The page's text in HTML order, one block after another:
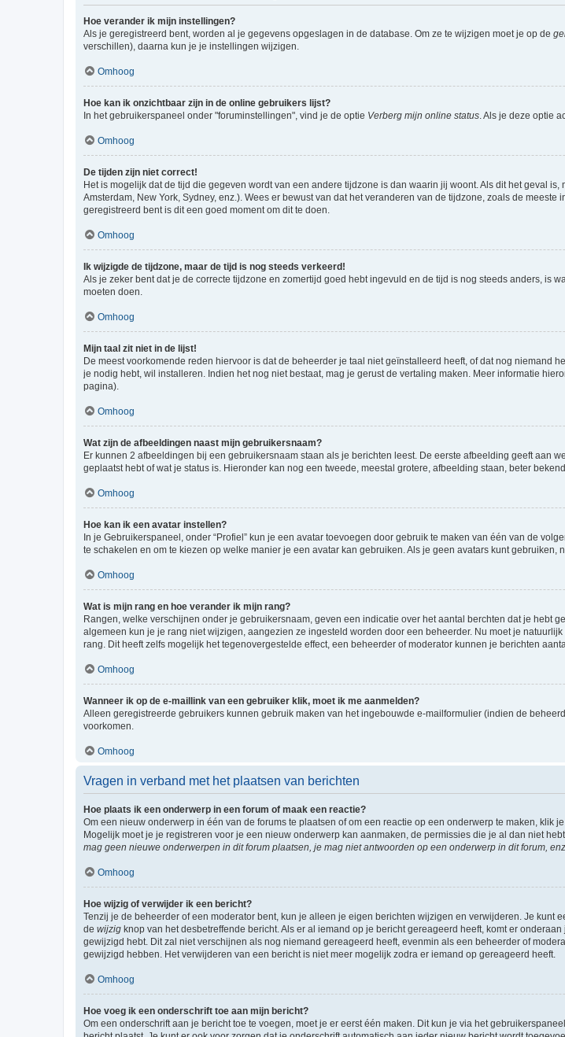
Hoe verander ik mijn instellingen?
Als je geregistreerd bent, worden al je gegevens opgeslagen in de database. Om ze te wijzigen moet je op de
verschillen), daarna kun je je instellingen wijzigen.
Omhoog
Hoe kan ik onzichtbaar zijn in de online gebruikers lijst?
In het gebruikerspaneel onder "foruminstellingen", vind je de optie Verberg mijn online status . Als je deze optie
Omhoog
De tijden zijn niet correct!
Het is mogelijk dat de tijd die gegeven wordt van een andere tijdzone is dan waarin jij woont. Als dit het geval
Amsterdam, New York, Sydney, enz.). Wees er bewust van dat het veranderen van de tijdzone, zoals de
geregistreerd bent is dit een goed moment om dit te doen.
Omhoog
Ik wijzigde de tijdzone, maar de tijd is nog steeds verkeerd!
Als je zeker bent dat je de correcte tijdzone en zomertijd goed hebt ingevuld en de tijd is nog steeds anders, is
moeten doen.
Omhoog
Mijn taal zit niet in de lijst!
De meest voorkomende reden hiervoor is dat de beheerder je taal niet geïnstalleerd heeft, of dat nog niemand
je nodig hebt, wil installeren. Indien het nog niet bestaat, mag je gerust de vertaling maken. Meer informatie
pagina).
Omhoog
Wat zijn de afbeeldingen naast mijn gebruikersnaam?
Er kunnen 2 afbeeldingen bij een gebruikersnaam staan als je berichten leest. De eerste afbeelding geeft aan
geplaatst hebt of wat je status is. Hieronder kan nog een tweede, meestal grotere, afbeelding staan, beter
Omhoog
Hoe kan ik een avatar instellen?
In je Gebruikerspaneel, onder “Profiel” kun je een avatar toevoegen door gebruik te maken van één van de
te schakelen en om te kiezen op welke manier je een avatar kan gebruiken. Als je geen avatars kunt gebruiken,
Omhoog
Wat is mijn rang en hoe verander ik mijn rang?
Rangen, welke verschijnen onder je gebruikersnaam, geven een indicatie over het aantal berchten dat je hebt
algemeen kun je je rang niet wijzigen, aangezien ze ingesteld worden door een beheerder. Nu moet je
rang. Dit heeft zelfs mogelijk het tegenovergestelde effect, een beheerder of moderator kunnen je berichten
Omhoog
Wanneer ik op de e-maillink van een gebruiker klik, moet ik me aanmelden?
Alleen geregistreerde gebruikers kunnen gebruik maken van het ingebouwde e-mailformulier (indien de
voorkomen.
Omhoog
Vragen in verband met het plaatsen van berichten
Hoe plaats ik een onderwerp in een forum of maak een reactie?
Om een nieuw onderwerp in één van de forums te plaatsen of om een reactie op een onderwerp te maken,
Mogelijk moet je je registreren voor je een nieuw onderwerp kan aanmaken, de permissies die je al dan niet
mag geen nieuwe onderwerpen in dit forum plaatsen, je mag niet antwoorden op een onderwerp in dit forum, enz.
Omhoog
Hoe wijzig of verwijder ik een bericht?
Tenzij je de beheerder of een moderator bent, kun je alleen je eigen berichten wijzigen en verwijderen. Je
de wijzig knop van het desbetreffende bericht. Als er al iemand op je bericht gereageerd heeft, komt er
gewijzigd hebt. Dit zal niet verschijnen als nog niemand gereageerd heeft, evenmin als een beheerder of
gewijzigd hebben. Het verwijderen van een bericht is niet meer mogelijk zodra er iemand op gereageerd heeft.
Omhoog
Hoe voeg ik een onderschrift toe aan mijn bericht?
Om een onderschrift aan je bericht toe te voegen, moet je er eerst één maken. Dit kun je via het